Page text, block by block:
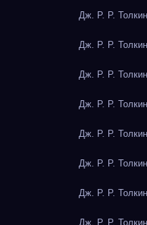
Дж. Р. Р.
Дж. Р. Р.
Дж. Р. Р.
Дж. Р. Р.
Дж. Р. Р.
Дж. Р. Р.
Дж. Р. Р.
Дж. Р. Р.